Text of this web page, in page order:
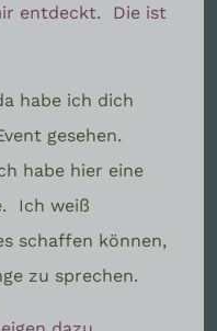
entdeckt.
Die ist
habe ich dich
gesehen.
habe hier eine
Ich weiß
schaffen können,
zu sprechen.